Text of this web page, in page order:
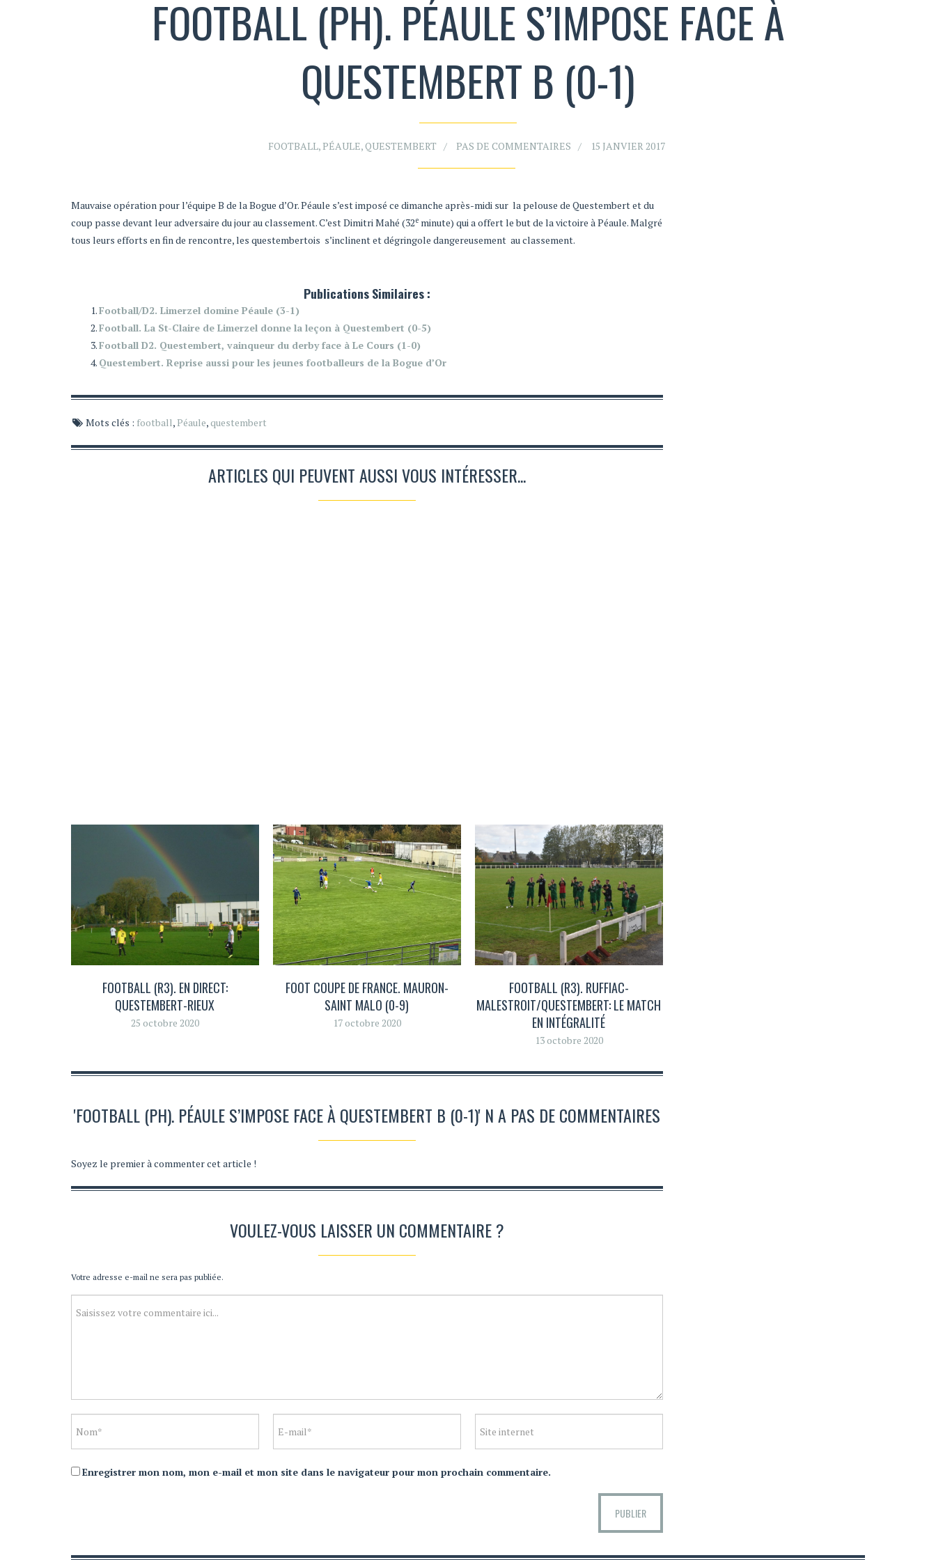
FOOTBALL (PH). PÉAULE S’IMPOSE FACE À
QUESTEMBERT B (0-1)
FOOTBALL,PÉAULE,QUESTEMBERT PAS DE COMMENTAIRES 15 JANVIER 2017
Mauvaise opération pour l’équipe B de la Bogue d’Or. Péaule s’est imposé ce dimanche après-midi sur la pelouse de Questembert et du
coup passe devant leur adversaire du jour au classement. C’est Dimitri Mahé (32e minute) qui a offert le but de la victoire à Péaule. Malgré
tous leurs efforts en fin de rencontre, les questembertois s’inclinent et dégringole dangereusement au classement.
Publications Similaires :
Football/D2. Limerzel domine Péaule (3-1)
Football. La St-Claire de Limerzel donne la leçon à Questembert (0-5)
Football D2. Questembert, vainqueur du derby face à Le Cours (1-0)
Questembert. Reprise aussi pour les jeunes footballeurs de la Bogue d’Or
Mots clés : football,Péaule,questembert
ARTICLES QUI PEUVENT AUSSI VOUS INTÉRESSER...
FOOTBALL (R3). EN DIRECT:
QUESTEMBERT-RIEUX
25 octobre 2020
FOOT COUPE DE FRANCE. MAURON-
SAINT MALO (0-9)
17 octobre 2020
FOOTBALL (R3). RUFFIAC-
MALESTROIT/QUESTEMBERT: LE MATCH
EN INTÉGRALITÉ
13 octobre 2020
'FOOTBALL (PH). PÉAULE S’IMPOSE FACE À QUESTEMBERT B (0-1)' N A PAS DE COMMENTAIRES
Soyez le premier à commenter cet article !
VOULEZ-VOUS LAISSER UN COMMENTAIRE ?
Votre adresse e-mail ne sera pas publiée.
Enregistrer mon nom, mon e-mail et mon site dans le navigateur pour mon prochain commentaire.